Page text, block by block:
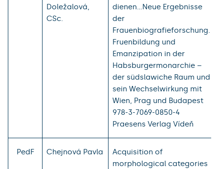
Doležalová,
CSc.
dienen...Neue Ergebnisse
der
Frauenbiografieforschung.
Fruenbildung und
Emanzipation in der
Habsburgermonarchie –
der südslawiche Raum und
sein Wechselwirkung mit
Wien, Prag und Budapest
978-3-7069-0850-4
Praesens Verlag Vídeň
PedF Chejnová Pavla
Acquisition of
morphological categories